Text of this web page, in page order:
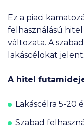
Ez a piaci
felhasználású
változata. A
lakáscélokat jelent.
A hitel
Lakáscélra 5-20
Szabad